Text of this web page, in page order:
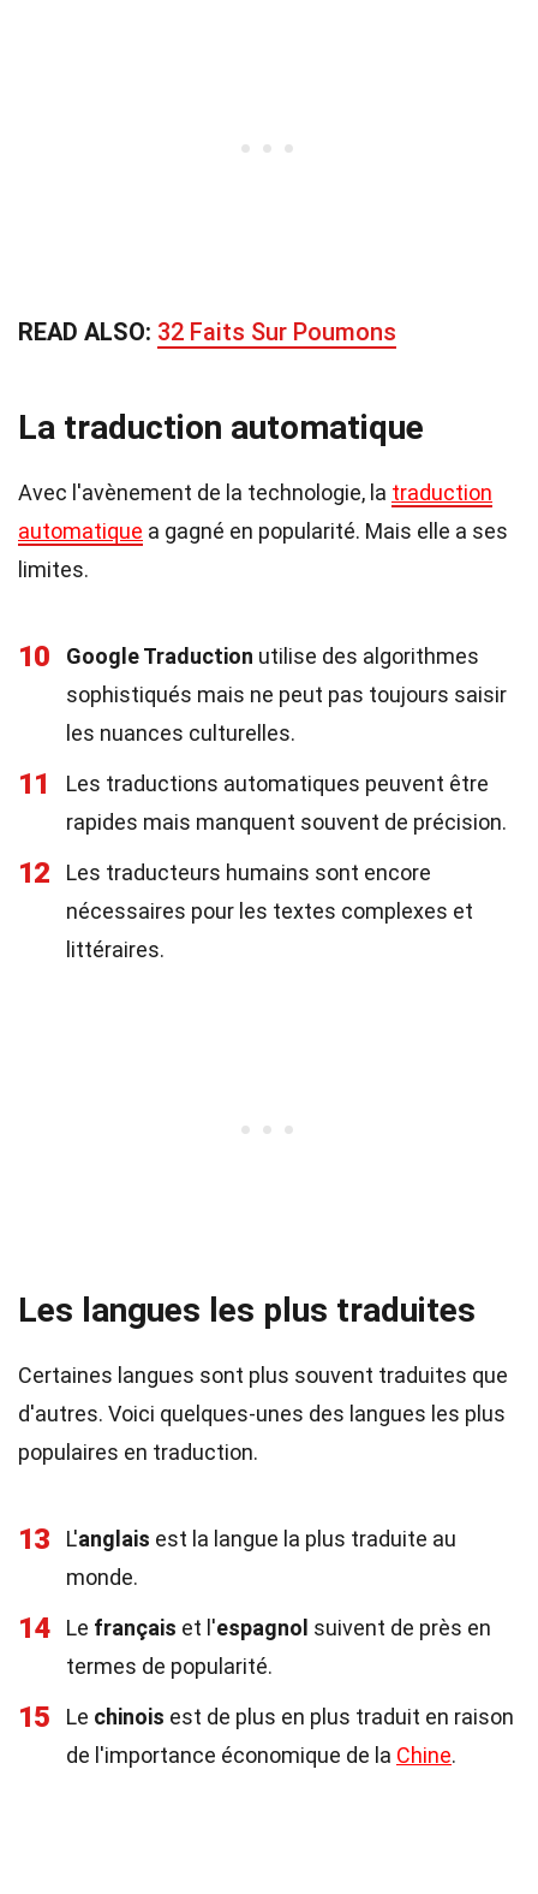
READ ALSO: 32 Faits Sur Poumons
La traduction automatique
Avec l'avènement de la technologie, la traduction
automatique a gagné en popularité. Mais elle a ses
limites.
10 Google Traduction utilise des algorithmes
sophistiqués mais ne peut pas toujours saisir
les nuances culturelles.
11
Les traductions automatiques peuvent être
rapides mais manquent souvent de précision.
12
Les traducteurs humains sont encore
nécessaires pour les textes complexes et
littéraires.
Les langues les plus traduites
Certaines langues sont plus souvent traduites que
d'autres. Voici quelques-unes des langues les plus
populaires en traduction.
13 L'anglais est la langue la plus traduite au
monde.
14 Le français et l'espagnol suivent de près en
termes de popularité.
15 Le chinois est de plus en plus traduit en raison
de l'importance économique de la Chine.